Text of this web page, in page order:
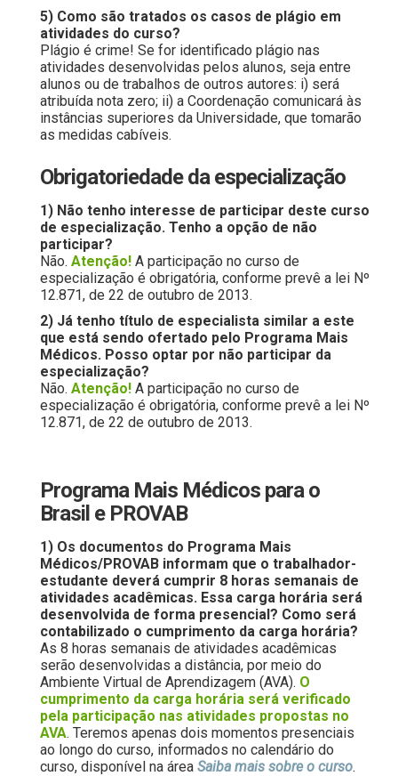
5) Como são tratados os casos de plágio em
atividades do curso?
Plágio é crime! Se for identificado plágio nas
atividades desenvolvidas pelos alunos, seja entre
alunos ou de trabalhos de outros autores: i) será
atribuída nota zero; ii) a Coordenação comunicará às
instâncias superiores da Universidade, que tomarão
as medidas cabíveis.
Obrigatoriedade da especialização
1) Não tenho interesse de participar deste curso
de especialização. Tenho a opção de não
participar?
Não. Atenção! A participação no curso de
especialização é obrigatória, conforme prevê a lei Nº
12.871, de 22 de outubro de 2013.
2) Já tenho título de especialista similar a este
que está sendo ofertado pelo Programa Mais
Médicos. Posso optar por não participar da
especialização?
Não. Atenção! A participação no curso de
especialização é obrigatória, conforme prevê a lei Nº
12.871, de 22 de outubro de 2013.
Programa Mais Médicos para o
Brasil e PROVAB
1) Os documentos do Programa Mais
Médicos/PROVAB informam que o trabalhador-
estudante deverá cumprir 8 horas semanais de
atividades acadêmicas. Essa carga horária será
desenvolvida de forma presencial? Como será
contabilizado o cumprimento da carga horária?
As 8 horas semanais de atividades acadêmicas
serão desenvolvidas a distância, por meio do
Ambiente Virtual de Aprendizagem (AVA). O
cumprimento da carga horária será verificado
pela participação nas atividades propostas no
AVA. Teremos apenas dois momentos presenciais
ao longo do curso, informados no calendário do
curso, disponível na área Saiba mais sobre o curso.